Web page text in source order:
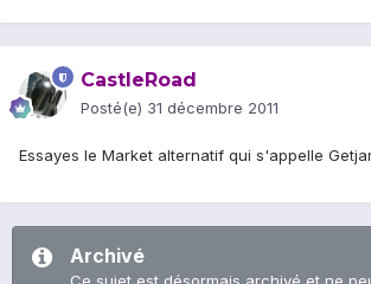
CastleRoad
Posté(e) 31 décembre 2011
Essayes le Market alternatif qui s'appelle
Archivé